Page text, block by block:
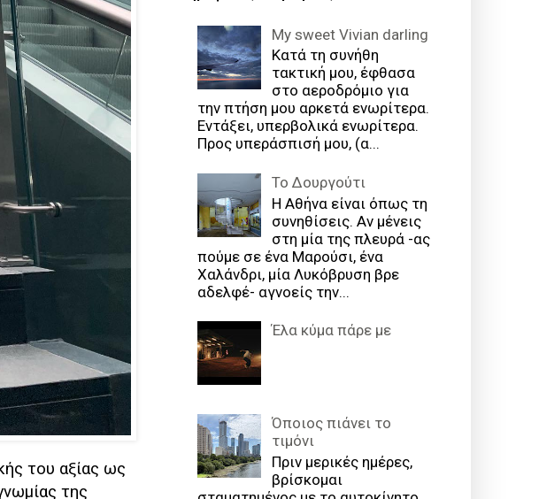
του αξίας ως
της
My sweet Vivian darling
Κατά τη συνήθη
τακτική μου, έφθασα
στο αεροδρόμιο για
την πτήση μου αρκετά ενωρίτερα.
Εντάξει, υπερβολικά ενωρίτερα.
Προς υπεράσπισή μου, (α...
Το Δουργούτι
Η Αθήνα είναι όπως τη
συνηθίσεις. Αν μένεις
στη μία της πλευρά -ας
πούμε σε ένα Μαρούσι, ένα
Χαλάνδρι, μία Λυκόβρυση βρε
αδελφέ- αγνοείς την...
Έλα κύμα πάρε με
Όποιος πιάνει το
τιμόνι
Πριν μερικές ημέρες,
βρίσκομαι